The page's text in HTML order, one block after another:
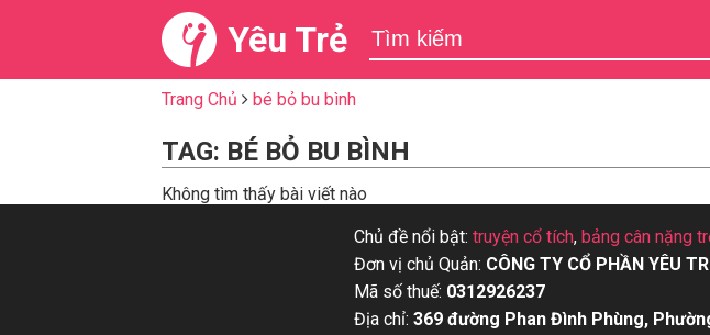
Yêu Trẻ
Trang Chủ bé bỏ bu bình
TAG: BÉ BỎ BU BÌNH
Không tìm thấy bài viết nào
Chủ đề nổi bật: truyện cổ tích, bảng cân nặng
Đơn vị chủ Quản: CÔNG TY CỔ PHẦN YÊU
Mã số thuế: 0312926237
Địa chỉ: 369 đường Phan Đình Phùng,